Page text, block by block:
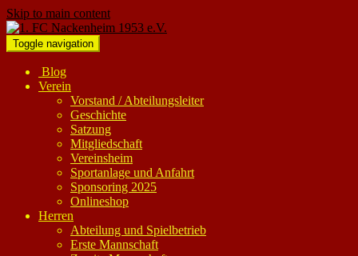
Skip to main content
Toggle navigation
Blog
Verein
Vorstand / Abteilungsleiter
Geschichte
Satzung
Mitgliedschaft
Vereinsheim
Sportanlage und Anfahrt
Sponsoring 2025
Onlineshop
Herren
Abteilung und Spielbetrieb
Erste Mannschaft